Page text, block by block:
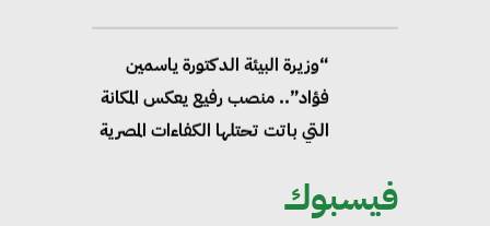
“وزيرة البيئة الدكتورة ياسمين
فؤاد”.. منصب رفيع يعكس المكانة
التي باتت تحتلها الكفاءات المصرية
فيسبوك